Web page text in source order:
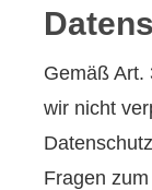
Gemäß Art.
wir nicht
Fragen